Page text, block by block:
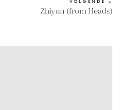
VOLGENDE »
Zhiyun (from Heads)